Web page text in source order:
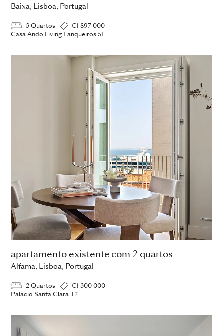
Baixa, Lisboa, Portugal
3 Quartos
€1 897 000
Casa Ando Living Fanqueiros 5E
apartamento existente com 2 quartos
Alfama, Lisboa, Portugal
2 Quartos
€1 300 000
Palácio Santa Clara T2